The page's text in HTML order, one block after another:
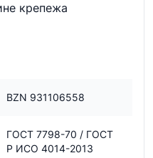
крепежа
BZN 931106558
ГОСТ 7798-70 / ГОСТ
Р ИСО 4014-2013